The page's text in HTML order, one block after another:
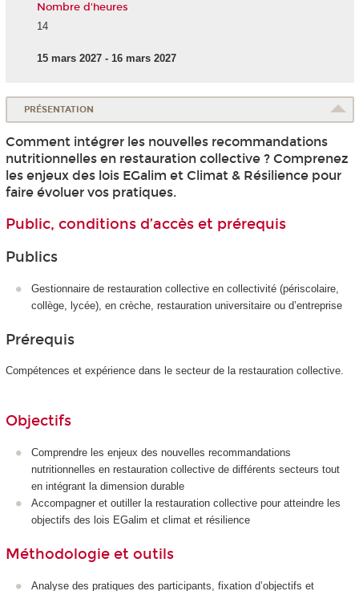
Nombre d'heures
14
15 mars 2027 - 16 mars 2027
PRÉSENTATION
Comment intégrer les nouvelles recommandations
nutritionnelles en restauration collective ? Comprenez
les enjeux des lois EGalim et Climat & Résilience pour
faire évoluer vos pratiques.
Public, conditions d’accès et prérequis
Publics
Gestionnaire de restauration collective en collectivité (périscolaire,
collège, lycée), en crèche, restauration universitaire ou d’entreprise
Prérequis
Compétences et expérience dans le secteur de la restauration collective.
Objectifs
Comprendre les enjeux des nouvelles recommandations
nutritionnelles en restauration collective de différents secteurs tout
en intégrant la dimension durable
Accompagner et outiller la restauration collective pour atteindre les
objectifs des lois EGalim et climat et résilience
Méthodologie et outils
Analyse des pratiques des participants, fixation d’objectifs et